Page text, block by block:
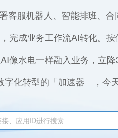
客服机器人、智能排班、合
完成业务工作流AI转化。按
像水电一样融入业务，立降
化转型的「加速器」，今天